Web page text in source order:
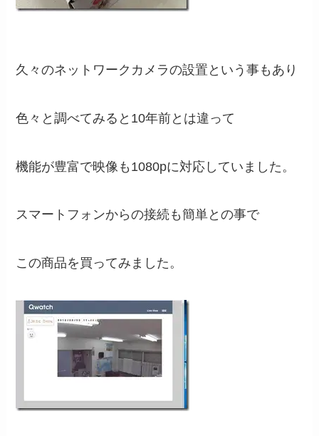
久々のネットワークカメラの設置という事もあり
色々と調べてみると10年前とは違って
機能が豊富で映像も1080pに対応していました。
スマートフォンからの接続も簡単との事で
この商品を買ってみました。